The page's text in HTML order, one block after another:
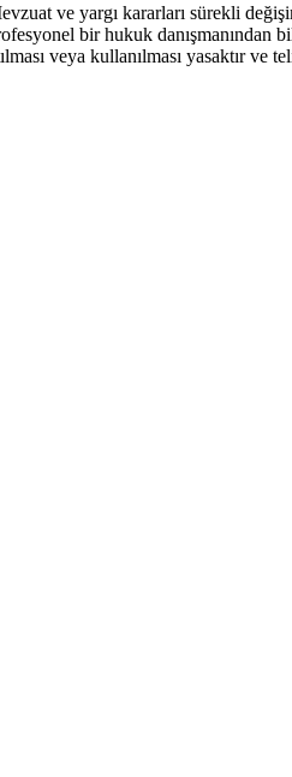
ve yargı kararları sürekli
bir hukuk danışmanından
veya kullanılması yasaktır ve